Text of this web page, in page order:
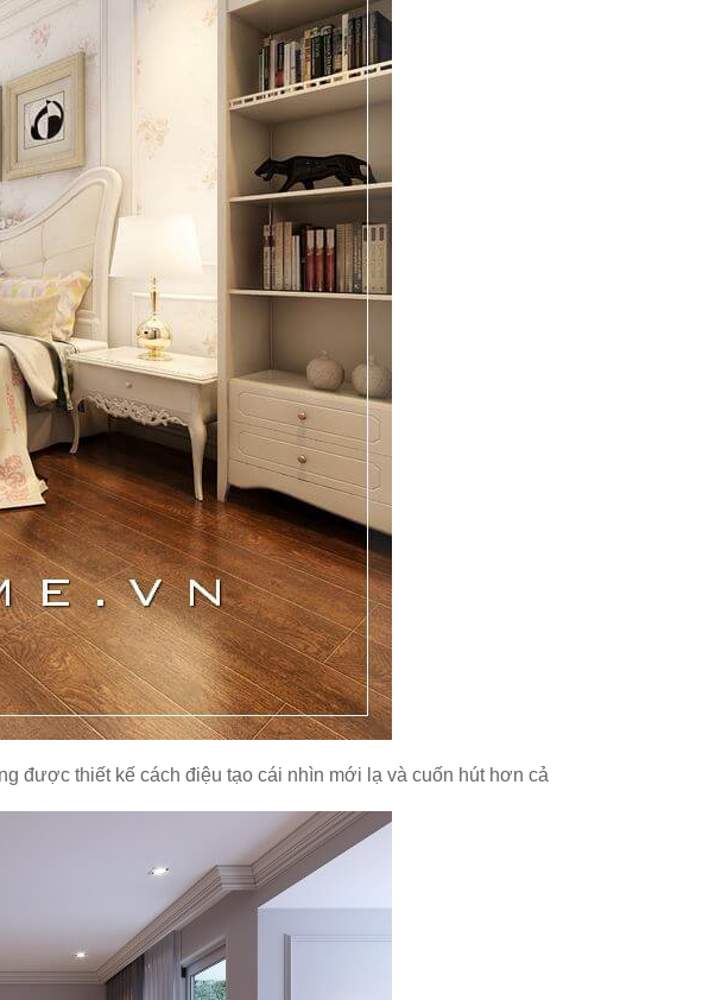
được thiết kế cách điệu tạo cái nhìn mới lạ và cuốn hút hơn cả